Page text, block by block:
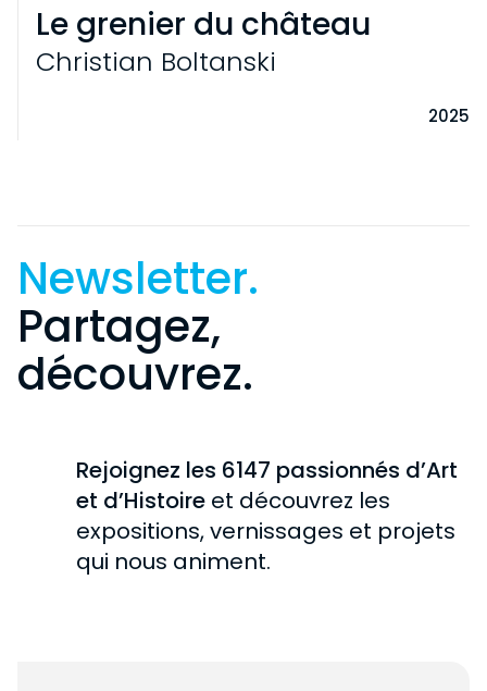
Le grenier du château
Christian Boltanski
2025
Newsletter.
Partagez,
découvrez.
Rejoignez les 6147 passionnés d’Art
et d’Histoire et découvrez les
expositions, vernissages et projets
qui nous animent.